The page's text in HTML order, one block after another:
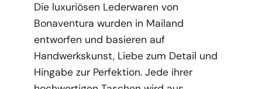
Die luxuriösen Lederwaren von
Bonaventura wurden in Mailand
entworfen und basieren auf
Handwerkskunst, Liebe zum Detail und
Hingabe zur Perfektion. Jede ihrer